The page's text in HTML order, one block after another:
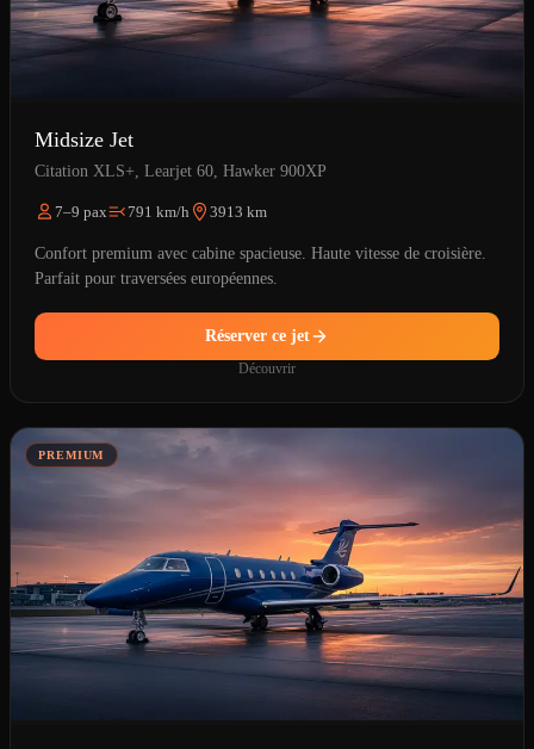
Midsize Jet
Citation XLS+, Learjet 60, Hawker 900XP
7–9 pax 791 km/h 3913 km
Confort premium avec cabine spacieuse. Haute vitesse de croisière.
Parfait pour traversées européennes.
Réserver ce jet
Découvrir
PREMIUM